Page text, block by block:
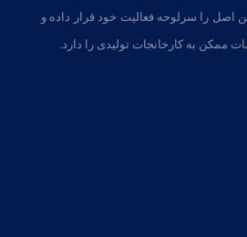
اصل را سرلوحه فعالیت خود قرار داده و
ممکن به کارخانجات تولیدی را دارد.